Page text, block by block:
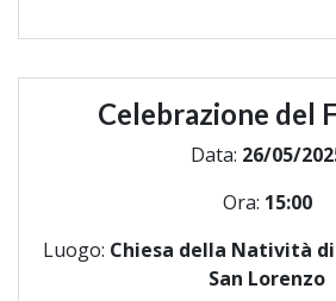
Celebrazione del
Data: 26/05/
Ora: 15:00
Luogo: Chiesa della Natività
San Lorenzo